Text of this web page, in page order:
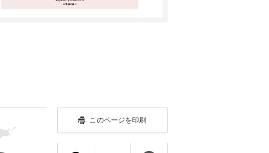
このページを印刷